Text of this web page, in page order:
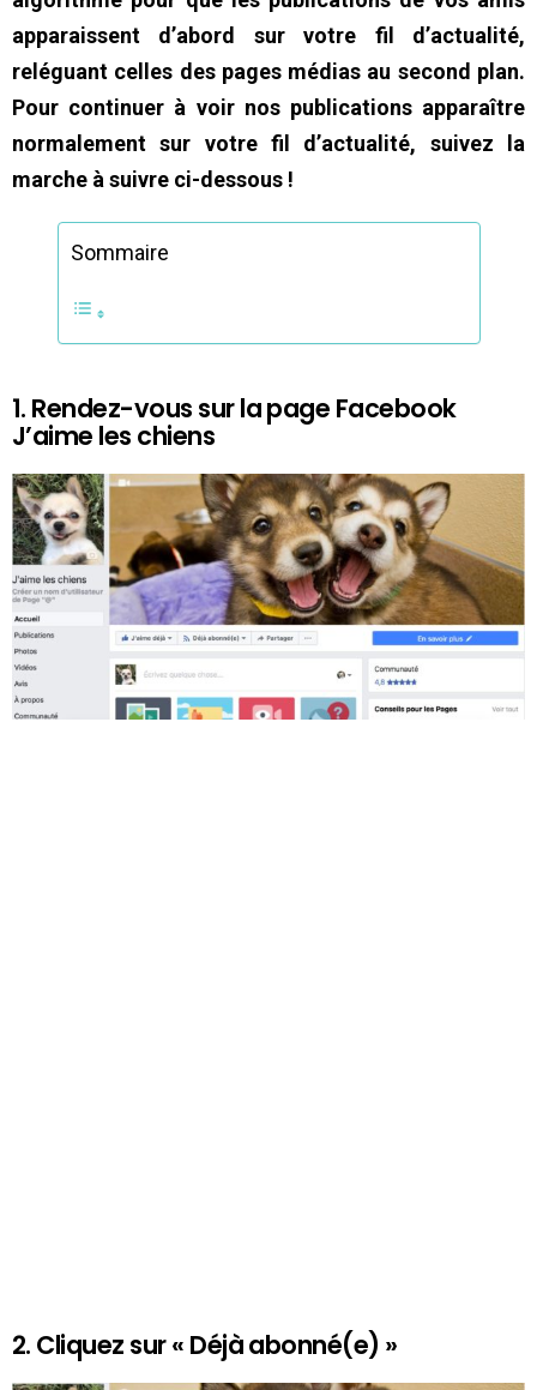
apparaissent d’abord sur votre fil d’actualité,
reléguant celles des pages médias au second plan.
Pour continuer à voir nos publications apparaître
normalement sur votre fil d’actualité, suivez la
marche à suivre ci-dessous !
Sommaire
1. Rendez-vous sur la page Facebook
J’aime les chiens
2. Cliquez sur « Déjà abonné(e) »